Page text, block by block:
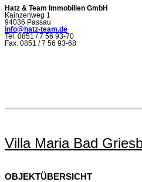
Hatz & Team Immobilien GmbH
Kainzenweg 1
94036 Passau
info@hatz-team.de
Tel. 0851 / 7 56 93-70
Fax. 0851 / 7 56 93-68
Villa Maria Bad
OBJEKTÜBERSICHT